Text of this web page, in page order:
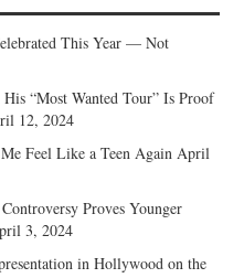
This Year — Not
“Most Wanted Tour” Is Proof
12, 2024
Feel Like a Teen Again April
Proves Younger
3, 2024
in Hollywood on the